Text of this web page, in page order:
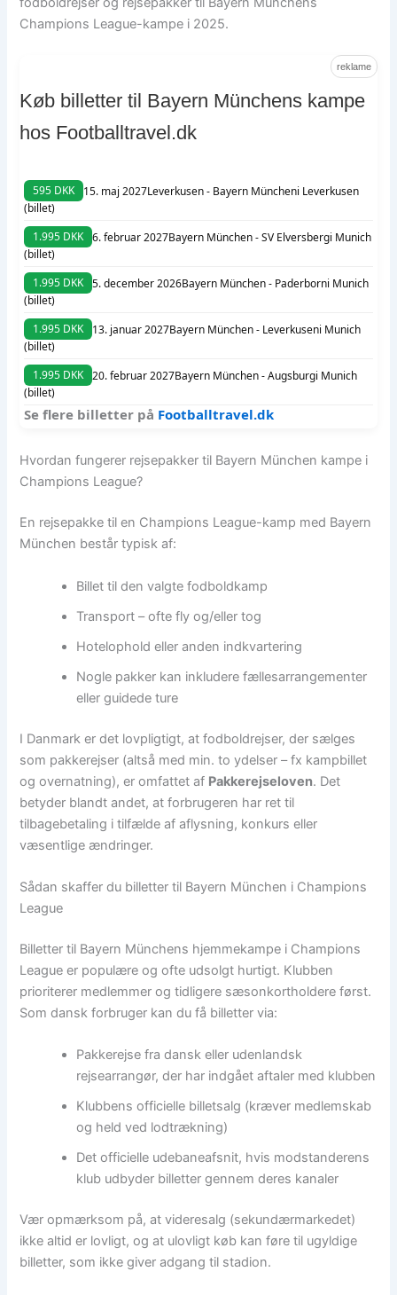
Champions League-kampe i 2025.
reklame
Køb billetter til Bayern Münchens kampe
hos Footballtravel.dk
595 DKK 15. maj 2027Leverkusen - Bayern Müncheni Leverkusen
(billet)
1.995 DKK 6. februar 2027Bayern München - SV Elversbergi Munich
(billet)
1.995 DKK 5. december 2026Bayern München - Paderborni Munich
(billet)
1.995 DKK
13. januar 2027Bayern München - Leverkuseni Munich
(billet)
1.995 DKK 20. februar 2027Bayern München - Augsburgi Munich
(billet)
Se flere billetter på Footballtravel.dk
Hvordan fungerer rejsepakker til Bayern München kampe i
Champions League?
En rejsepakke til en Champions League-kamp med Bayern
München består typisk af:
Billet til den valgte fodboldkamp
Transport – ofte fly og/eller tog
Hotelophold eller anden indkvartering
Nogle pakker kan inkludere fællesarrangementer
eller guidede ture
I Danmark er det lovpligtigt, at fodboldrejser, der sælges
som pakkerejser (altså med min. to ydelser – fx kampbillet
og overnatning), er omfattet af Pakkerejseloven. Det
betyder blandt andet, at forbrugeren har ret til
tilbagebetaling i tilfælde af aflysning, konkurs eller
væsentlige ændringer.
Sådan skaffer du billetter til Bayern München i Champions
League
Billetter til Bayern Münchens hjemmekampe i Champions
League er populære og ofte udsolgt hurtigt. Klubben
prioriterer medlemmer og tidligere sæsonkortholdere først.
Som dansk forbruger kan du få billetter via:
Pakkerejse fra dansk eller udenlandsk
rejsearrangør, der har indgået aftaler med klubben
Klubbens officielle billetsalg (kræver medlemskab
og held ved lodtrækning)
Det officielle udebaneafsnit, hvis modstanderens
klub udbyder billetter gennem deres kanaler
Vær opmærksom på, at videresalg (sekundærmarkedet)
ikke altid er lovligt, og at ulovligt køb kan føre til ugyldige
billetter, som ikke giver adgang til stadion.